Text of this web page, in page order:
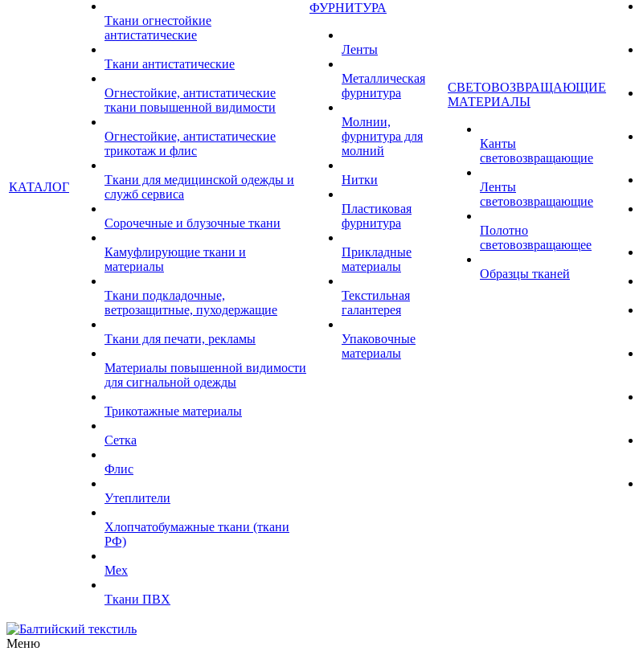
КАТАЛОГ
Ткани огнестойкие
антистатические
Ткани антистатические
Огнестойкие, антистатические
ткани повышенной видимости
Огнестойкие, антистатические
трикотаж и флис
Ткани для медицинской одежды и
служб сервиса
Сорочечные и блузочные ткани
Камуфлирующие ткани и
материалы
Ткани подкладочные,
ветрозащитные, пуходержащие
Ткани для печати, рекламы
Материалы повышенной видимости
для сигнальной одежды
Трикотажные материалы
Сетка
Флис
Утеплители
Хлопчатобумажные ткани (ткани
РФ)
Мех
Ткани ПВХ
ФУРНИТУРА
Ленты
Металлическая
фурнитура
Молнии,
фурнитура для
молний
Нитки
Пластиковая
фурнитура
Прикладные
материалы
Текстильная
галантерея
Упаковочные
материалы
СВЕТОВОЗВРАЩАЮЩИЕ
МАТЕРИАЛЫ
Канты
световозвращающие
Ленты
световозвращающие
Полотно
световозвращающее
Образцы тканей
Меню